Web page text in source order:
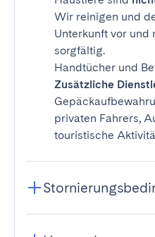
Wir reinigen und
Unterkunft vor und
sorgfältig.
Handtücher und
Zusätzliche
privaten Fahrers,
touristische